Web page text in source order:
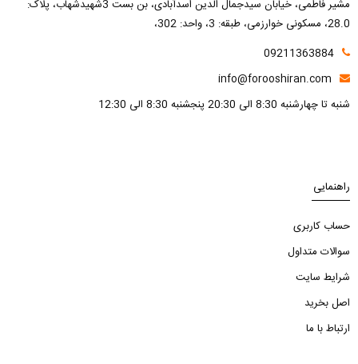
مشیر فاطمی، خیابان سیدجمال الدین اسدآبادی، بن بست 3شهیدشهاب، پلاک:
28.0، مسکونی خوارزمی، طبقه: 3، واحد: 302،
09211363884
info@forooshiran.com
شنبه تا چهارشنبه 8:30 الی 20:30 پنجشنبه 8:30 الی 12:30
راهنمایی
حساب کاربری
سوالات متداول
شرایط سایت
اصل بخرید
ارتباط با ما